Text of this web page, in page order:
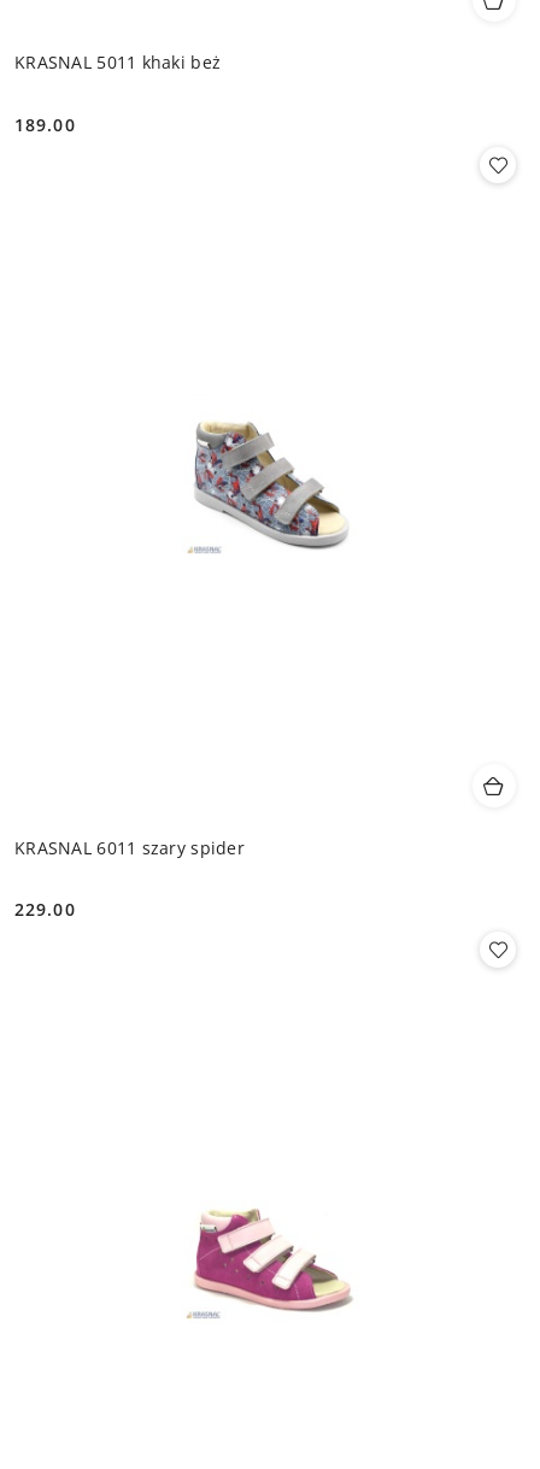
KRASNAL 5011 khaki beż
Cena:
189.00
KRASNAL 6011 szary spider
Cena:
229.00